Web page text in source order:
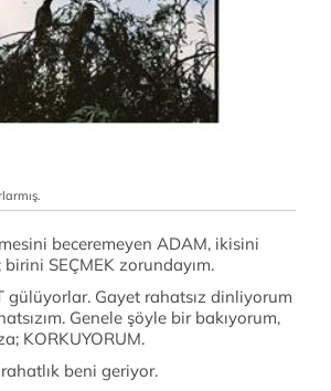
beceremeyen ADAM, ikisini
SEÇMEK zorundayım.
gülüyorlar. Gayet rahatsız dinliyorum
Genele şöyle bir bakıyorum,
KORKUYORUM.
beni geriyor.